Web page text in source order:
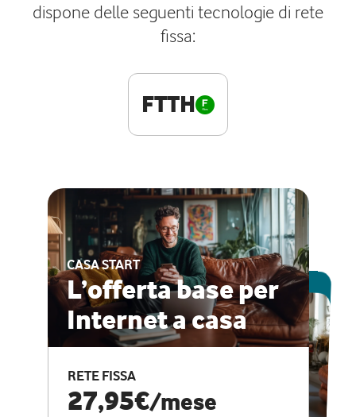
dispone delle seguenti tecnologie di rete
fissa:
FTTH
CASA START
L’offerta base per
Internet a casa
RETE FISSA
27,95€/mese
ESCLUSIVA ONLINE
CASA PRO
Internet veloce e
vantaggi speciali